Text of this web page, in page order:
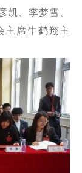
凯、李梦雪、
主席牛鹤翔主